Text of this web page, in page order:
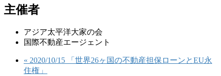
主催者
アジア太平洋大家の会
国際不動産エージェント
« 2020/10/15 「世界26ヶ国の不動産担保ローンとEU永
住権」